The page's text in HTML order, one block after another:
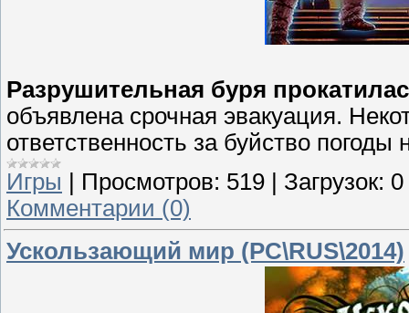
Разрушительная буря
объявлена срочная эвакуация.
ответственность за буйство
Игры | Просмотров: 519 | Загрузок: 0
Комментарии (0)
Ускользающий мир (PC\RUS\2014)